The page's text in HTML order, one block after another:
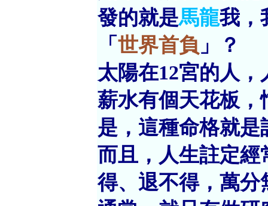
發的就是馬龍我，
「 世界首負 」？
太陽在12宮的人
薪水有個天花板
是，這種命格就
而且，人生註定
得、退不得，萬分